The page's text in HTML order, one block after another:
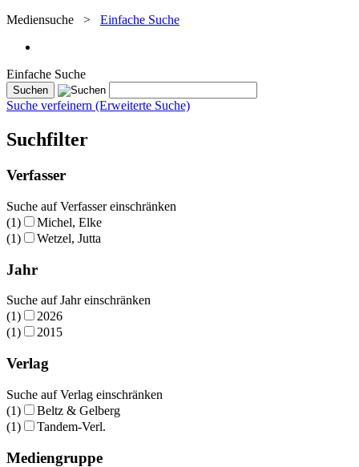
Mediensuche > Einfache Suche
Einfache Suche
Suche verfeinern (Erweiterte Suche)
Suchfilter
Verfasser
Suche auf Verfasser einschränken
(1)
Michel, Elke
(1)
Wetzel, Jutta
Jahr
Suche auf Jahr einschränken
(1)
2026
(1)
2015
Verlag
Suche auf Verlag einschränken
(1)
Beltz & Gelberg
(1)
Tandem-Verl.
Mediengruppe